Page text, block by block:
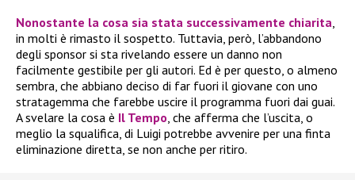
Nonostante la cosa sia stata successivamente chiarita,
in molti è rimasto il sospetto. Tuttavia, però, l’abbandono
degli sponsor si sta rivelando essere un danno non
facilmente gestibile per gli autori. Ed è per questo, o almeno
sembra, che abbiano deciso di far fuori il giovane con uno
stratagemma che farebbe uscire il programma fuori dai guai.
A svelare la cosa è Il Tempo, che afferma che l’uscita, o
meglio la squalifica, di Luigi potrebbe avvenire per una finta
eliminazione diretta, se non anche per ritiro.